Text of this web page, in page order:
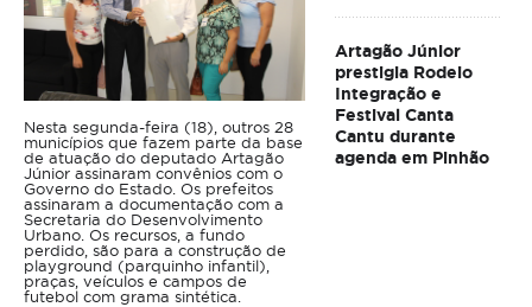
Nesta segunda-feira (18), outros 28
municípios que fazem parte da base
de atuação do deputado Artagão
Júnior assinaram convênios com o
Governo do Estado. Os prefeitos
assinaram a documentação com a
Secretaria do Desenvolvimento
Urbano. Os recursos, a fundo
perdido, são para a construção de
playground (parquinho infantil),
praças, veículos e campos de
futebol com grama sintética.
Artagão Júnior
prestigia Rodeio
Integração e
Festival Canta
Cantu durante
agenda em Pinhão